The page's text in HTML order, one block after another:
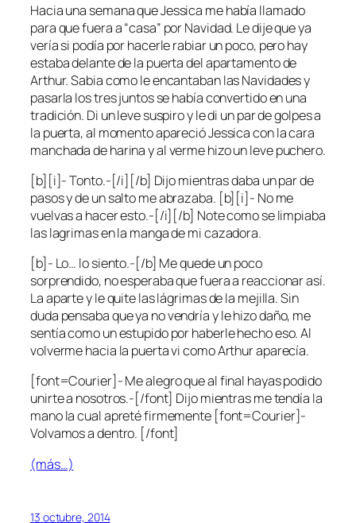
Hacia una semana que Jessica me había llamado
para que fuera a “casa” por Navidad. Le dije que ya
vería si podía por hacerle rabiar un poco, pero hay
estaba delante de la puerta del apartamento de
Arthur. Sabia como le encantaban las Navidades y
pasarla los tres juntos se había convertido en una
tradición. Di un leve suspiro y le di un par de golpes a
la puerta, al momento apareció Jessica con la cara
manchada de harina y al verme hizo un leve puchero.
[b][i]- Tonto.-[/i][/b] Dijo mientras daba un par de
pasos y de un salto me abrazaba. [b][i]- No me
vuelvas a hacer esto.-[/i][/b] Note como se limpiaba
las lagrimas en la manga de mi cazadora.
[b]- Lo… lo siento.-[/b] Me quede un poco
sorprendido, no esperaba que fuera a reaccionar así.
La aparte y le quite las lágrimas de la mejilla. Sin
duda pensaba que ya no vendría y le hizo daño, me
sentía como un estupido por haberle hecho eso. Al
volverme hacia la puerta vi como Arthur aparecía.
[font=Courier]- Me alegro que al final hayas podido
unirte a nosotros.-[/font] Dijo mientras me tendía la
mano la cual apreté firmemente [font=Courier]-
Volvamos a dentro. [/font]
(más…)
13 octubre, 2014